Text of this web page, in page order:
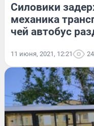
Силовики
механика
чей автобус
11 июня, 2021, 12:21